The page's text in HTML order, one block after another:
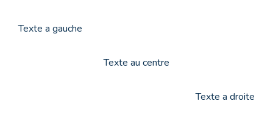
Texte a gauche
Texte au centre
Texte a droite